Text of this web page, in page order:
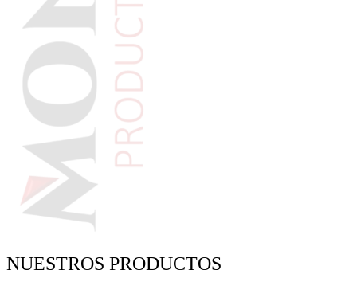
NUESTROS PRODUCTOS